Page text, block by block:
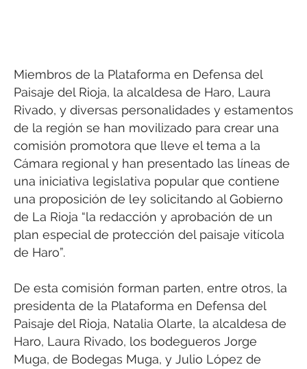
Miembros de la Plataforma en Defensa del
Paisaje del Rioja, la alcaldesa de Haro, Laura
Rivado, y diversas personalidades y estamentos
de la región se han movilizado para crear una
comisión promotora que lleve el tema a la
Cámara regional y han presentado las líneas de
una iniciativa legislativa popular que contiene
una proposición de ley solicitando al Gobierno
de La Rioja “la redacción y aprobación de un
plan especial de protección del paisaje vitícola
de Haro”.
De esta comisión forman parten, entre otros, la
presidenta de la Plataforma en Defensa del
Paisaje del Rioja, Natalia Olarte, la alcaldesa de
Haro, Laura Rivado, los bodegueros Jorge
Muga, de Bodegas Muga, y Julio López de